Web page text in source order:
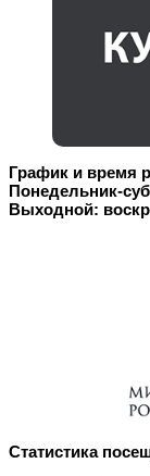
График и время
Понедельник-
Выходной:
Статистика